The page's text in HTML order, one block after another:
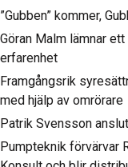
”Gubben” kommer,
Göran Malm lämnar
erfarenhet
Framgångsrik
med hjälp av omrörare
Patrik Svensson
Pumpteknik förvärvar